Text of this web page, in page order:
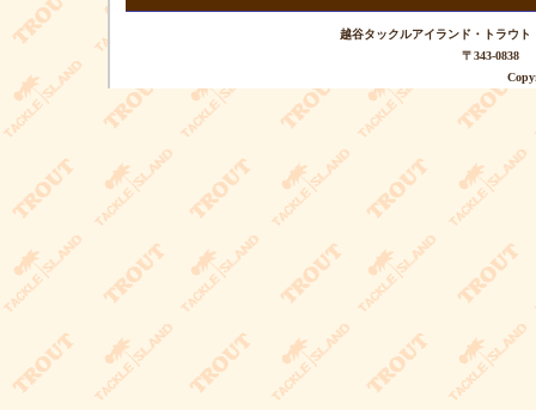
越谷タックルアイランド・トラ
〒343-0838